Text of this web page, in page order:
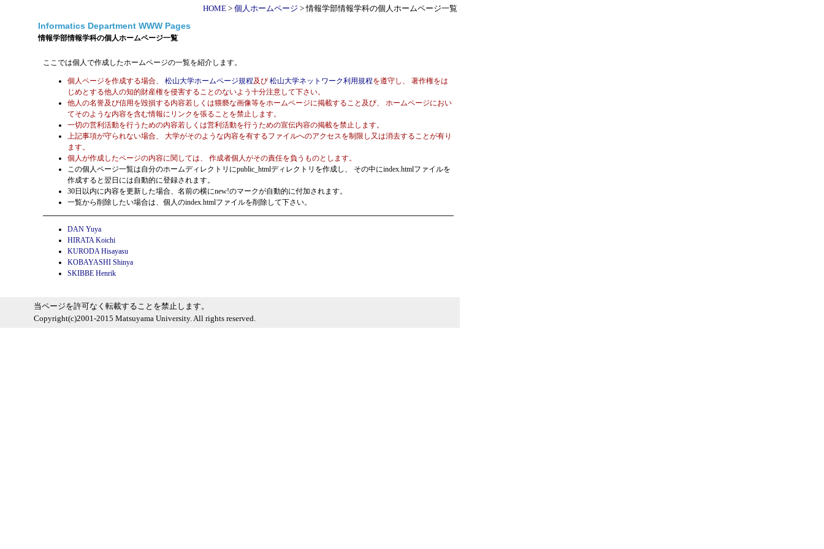
HOME > 個人ホームページ > 情報学部情報学科の個人ホームページ一覧
Informatics Department WWW Pages
情報学部情報学科の個人ホームページ一覧
ここでは個人で作成したホームページの一覧を紹介します。
個人ページを作成する場合、 松山大学ホームページ規程及び 松山大学ネットワーク利用規程を遵守し、 著作権をは
じめとする他人の知的財産権を侵害することのないよう十分注意して下さい。
他人の名誉及び信用を毀損する内容若しくは猥褻な画像等をホームページに掲載すること及び、 ホームページにおい
てそのような内容を含む情報にリンクを張ることを禁止します。
一切の営利活動を行うための内容若しくは営利活動を行うための宣伝内容の掲載を禁止します。
上記事項が守られない場合、 大学がそのような内容を有するファイルへのアクセスを制限し又は消去することが有り
ます。
個人が作成したページの内容に関しては、 作成者個人がその責任を負うものとします。
この個人ページ一覧は自分のホームディレクトリにpublic_htmlディレクトリを作成し、 その中にindex.htmlファイルを
作成すると翌日には自動的に登録されます。
30日以内に内容を更新した場合、名前の横にnew!のマークが自動的に付加されます。
一覧から削除したい場合は、個人のindex.htmlファイルを削除して下さい。
DAN Yuya
HIRATA Koichi
KURODA Hisayasu
KOBAYASHI Shinya
SKIBBE Henrik
当ページを許可なく転載することを禁止します。
Copyright(c)2001-2015 Matsuyama University. All rights reserved.